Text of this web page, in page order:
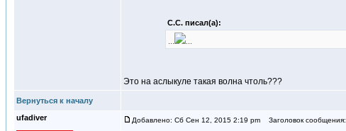
С.С. писал(а):
...
Это на аслыкуле такая волна чтоль???
Вернуться к началу
ufadiver
Добавлено: Сб Сен 12, 2015 2:19 pm Заголовок сообщения: